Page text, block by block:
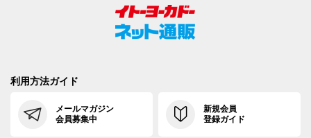
利用方法ガイド
メールマガジン
会員募集中
新規会員
登録ガイド